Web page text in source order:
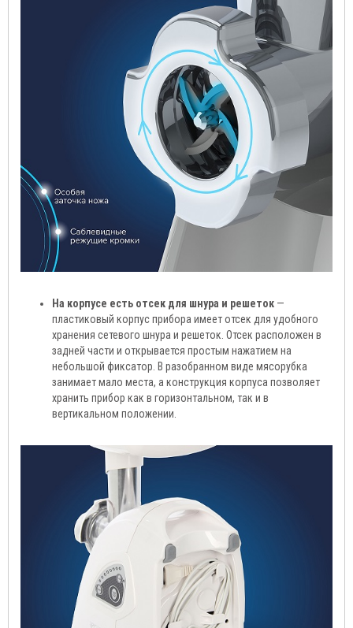
На корпусе есть отсек для шнура и решеток —
пластиковый корпус прибора имеет отсек для удобного
хранения сетевого шнура и решеток. Отсек расположен в
задней части и открывается простым нажатием на
небольшой фиксатор. В разобранном виде мясорубка
занимает мало места, а конструкция корпуса позволяет
хранить прибор как в горизонтальном, так и в
вертикальном положении.